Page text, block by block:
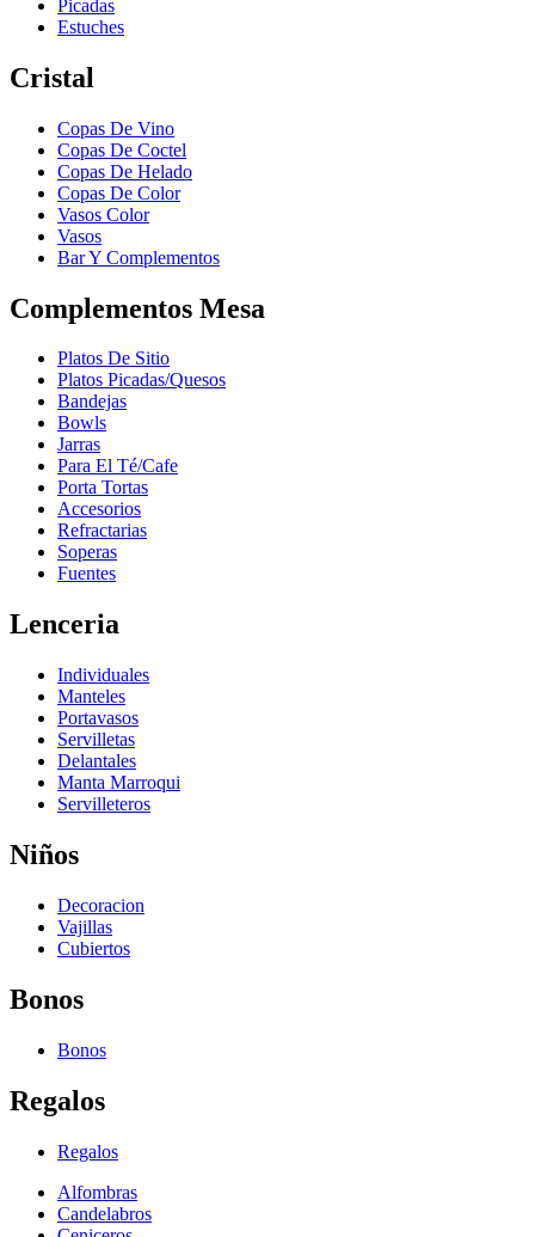
Picadas
Estuches
Cristal
Copas De Vino
Copas De Coctel
Copas De Helado
Copas De Color
Vasos Color
Vasos
Bar Y Complementos
Complementos Mesa
Platos De Sitio
Platos Picadas/Quesos
Bandejas
Bowls
Jarras
Para El Té/Cafe
Porta Tortas
Accesorios
Refractarias
Soperas
Fuentes
Lenceria
Individuales
Manteles
Portavasos
Servilletas
Delantales
Manta Marroqui
Servilleteros
Niños
Decoracion
Vajillas
Cubiertos
Bonos
Bonos
Regalos
Regalos
Alfombras
Candelabros